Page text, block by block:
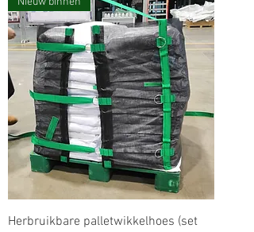
Herbruikbare palletwikkelhoes (set